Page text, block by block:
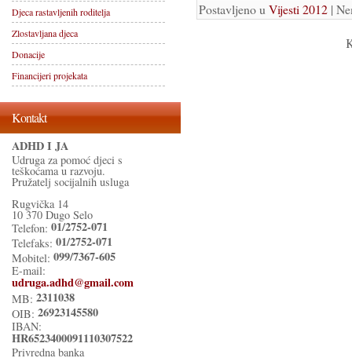
Postavljeno u Vijesti 2012 |
Djeca rastavljenih roditelja
Zlostavljana djeca
Donacije
Financijeri projekata
Kontakt
ADHD I JA
Udruga za pomoć djeci s
teškoćama u razvoju.
Pružatelj socijalnih usluga
Rugvička 14
10 370 Dugo Selo
Telefon: 01/2752-071
Telefaks: 01/2752-071
Mobitel: 099/7367-605
E-mail:
udruga.adhd@gmail.com
MB: 2311038
OIB: 26923145580
IBAN:
HR6523400091110307522
Privredna banka